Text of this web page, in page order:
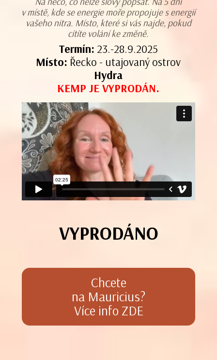
v místě, kde se energie moře propojuje s energií
vašeho nitra. Místo, které si vás najde, pokud
cítíte volání ke změně.
Termín: 23.-28.9.2025
Místo: Řecko - utajovaný ostrov
Hydra
KEMP JE VYPRODÁN.
VYPRODÁNO
Chcete
na Mauricius?
Více info ZDE